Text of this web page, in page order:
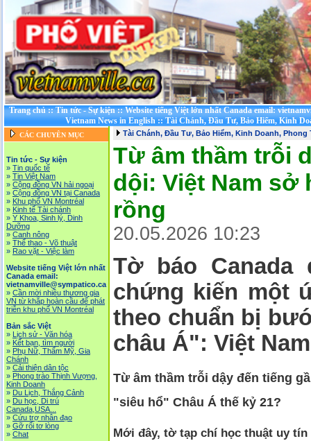
Trang chủ::Tin tức - Sự kiện::Website tiếng Việt lớn nhất Canada email:
Vietnam News in English::Tài Chánh, Đầu Tư, Bảo Hiểm, Kinh
CÁC CHUYÊN MỤC
Tin tức - Sự kiện
» Tin quốc tế
» Tin Việt Nam
» Cộng đồng VN hải ngoại
» Cộng đồng VN tại Canada
» Khu phố VN Montréal
» Kinh tế Tài chánh
» Y Khoa, Sinh lý, Dinh
Dưỡng
» Canh nông
» Thể thao - Võ thuật
» Rao vặt - Việc làm
Website tiếng Việt lớn nhất
Canada email:
vietnamville@sympatico.ca
» Cần mời nhiều thương gia
VN từ khắp hoàn cầu để phát
triễn khu phố VN Montréal
Bản sắc Việt
» Lịch sử - Văn hóa
» Kết bạn, tìm người
» Phụ Nữ, Thẩm Mỹ, Gia
Chánh
» Cải thiện dân tộc
» Phong trào Thịnh Vượng,
Kinh Doanh
» Du Lịch, Thắng Cảnh
» Du học, Di trú
Canada,USA...
» Cứu trợ nhân đạo
» Gỡ rối tơ lòng
» Chat
Tài Chánh, Đầu Tư, Bảo Hiểm, Kinh Doanh,
Từ âm thầm trỗi
dội: Việt Nam sở
rồng
20.05.2026 10:23
Tờ báo
chứng kiến một
theo chuẩn bị
châu Á": Việt
Từ âm thầm trỗi dậy đến tiếng
"siêu hổ" Châu Á thế kỷ 21?
Mới đây, tờ tạp chí học thuật uy tín